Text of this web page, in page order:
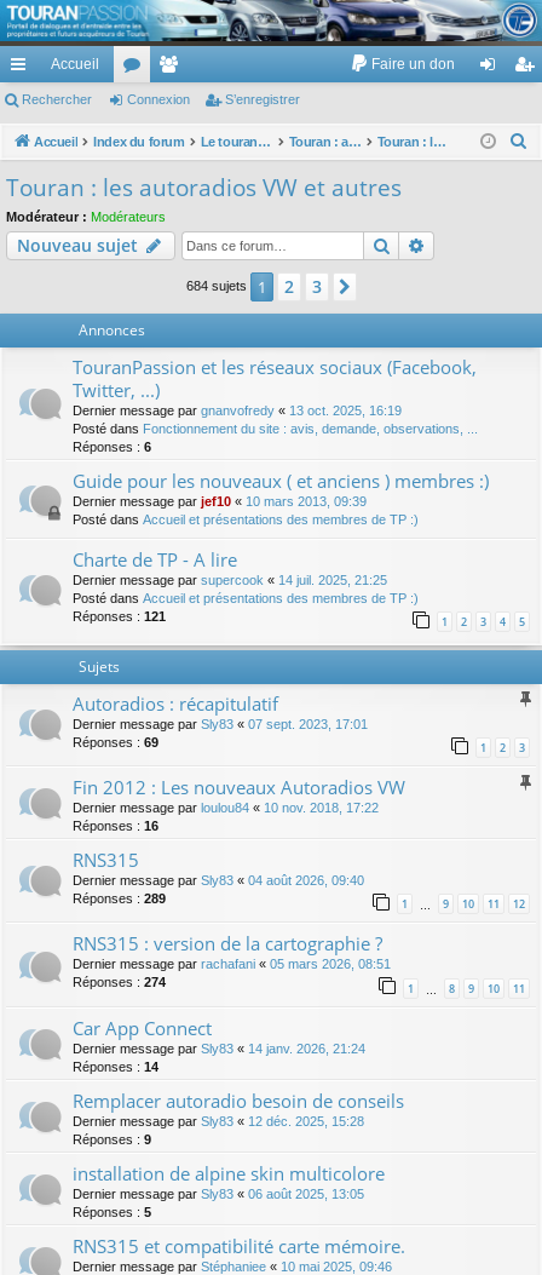
TouranPassion
Le forum des propriétaires ou futurs acquéreurs du Volkswagen Touran
cc
ès
pi
de
Accueil
or
u
e
m
Faire un don
ne nr
Rechercher Connexion S’enregistrer
Accueil Index du forum Le touran dans ses versions I (V1 V2 V3) et II ... Touran : autoradios et GPS Touran : les autoradios VW et autres
Touran : les autoradios VW et autres
Modérateur : Modérateurs
Nouveau sujet Rechercher
684 sujets 1 2 3
Annonces
TouranPassion et les réseaux sociaux (Facebook,
Twitter, ...)
Dernier message par gnanvofredy « 13 oct. 2025, 16:19
Posté dans Fonctionnement du site : avis, demande, observations, ...
Réponses : 6
Guide pour les nouveaux ( et anciens ) membres :)
Dernier message par jef10 « 10 mars 2013, 09:39
Posté dans Accueil et présentations des membres de TP :)
Charte de TP - A lire
Dernier message par supercook « 14 juil. 2025, 21:25
Posté dans Accueil et présentations des membres de TP :)
Réponses : 121 1 2 3 4 5
Sujets
Autoradios : récapitulatif
Dernier message par Sly83 « 07 sept. 2023, 17:01
Réponses : 69 1 2 3
Fin 2012 : Les nouveaux Autoradios VW
Dernier message par loulou84 « 10 nov. 2018, 17:22
Réponses : 16
RNS315
Dernier message par Sly83 « 04 août 2026, 09:40
Réponses : 289 1 … 9 10 11 12
RNS315 : version de la cartographie ?
Dernier message par rachafani « 05 mars 2026, 08:51
Réponses : 274 1 8 9 10 11
Car App Connect
Dernier message par Sly83 « 14 janv. 2026, 21:24
Réponses : 14
Remplacer autoradio besoin de conseils
Dernier message par Sly83 « 12 déc. 2025, 15:28
Réponses : 9
installation de alpine skin multicolore
Dernier message par Sly83 « 06 août 2025, 13:05
Réponses : 5
RNS315 et compatibilité carte mémoire.
Dernier message par Stéphaniee « 10 mai 2025, 09:46